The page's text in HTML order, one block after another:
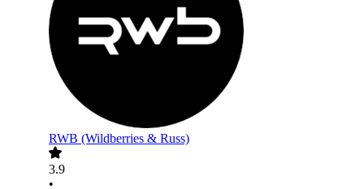
RWB (Wildberries & Russ)
3.9
•